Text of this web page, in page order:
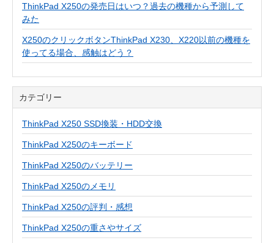
ThinkPad X250の発売日はいつ？過去の機種から予測して
みた
X250のクリックボタンThinkPad X230、X220以前の機種を
使ってる場合、感触はどう？
カテゴリー
ThinkPad X250 SSD換装・HDD交換
ThinkPad X250のキーボード
ThinkPad X250のバッテリー
ThinkPad X250のメモリ
ThinkPad X250の評判・感想
ThinkPad X250の重さやサイズ